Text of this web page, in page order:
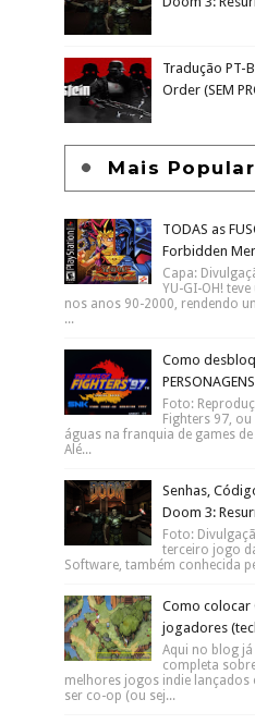
Forbidden
Como
Download
Senhas,
Doom 3:
Order (SEM
Mais
TODAS as
Forbidden
Capa:
YU-GI-OH!
nos anos 90-2000, rendendo
Como
Foto:
Fighters 97, ou
águas na franquia de games